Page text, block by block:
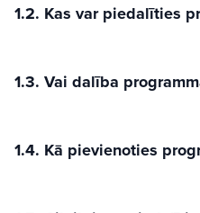
1.2. Kas var piedalīties
1.3. Vai dalība
1.4. Kā pievienoties